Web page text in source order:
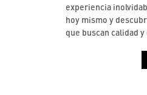
experiencia
hoy mismo y
que buscan calidad